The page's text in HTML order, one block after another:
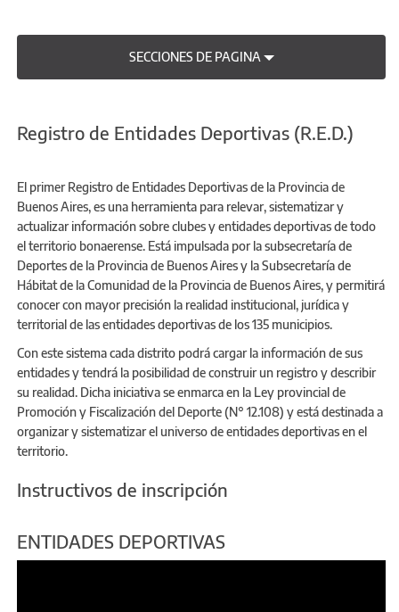
SECCIONES DE PAGINA
Registro de Entidades Deportivas (R.E.D.)
El primer Registro de Entidades Deportivas de la Provincia de
Buenos Aires, es una herramienta para relevar, sistematizar y
actualizar información sobre clubes y entidades deportivas de todo
el territorio bonaerense. Está impulsada por la subsecretaría de
Deportes de la Provincia de Buenos Aires y la Subsecretaría de
Hábitat de la Comunidad de la Provincia de Buenos Aires, y permitirá
conocer con mayor precisión la realidad institucional, jurídica y
territorial de las entidades deportivas de los 135 municipios.
Con este sistema cada distrito podrá cargar la información de sus
entidades y tendrá la posibilidad de construir un registro y describir
su realidad. Dicha iniciativa se enmarca en la Ley provincial de
Promoción y Fiscalización del Deporte (N° 12.108) y está destinada a
organizar y sistematizar el universo de entidades deportivas en el
territorio.
Instructivos de inscripción
ENTIDADES DEPORTIVAS